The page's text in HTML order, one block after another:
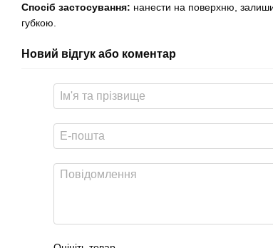
Спосіб застосування: нанести на поверхню,
губкою.
Новий відгук або коментар